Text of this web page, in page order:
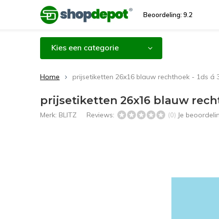
Beoordeling: 9.2
Kies een categorie
Home prijsetiketten 26x16 blauw rechthoek - 1ds á
prijsetiketten 26x16 blauw
Merk: BLITZ Reviews: (0) Je